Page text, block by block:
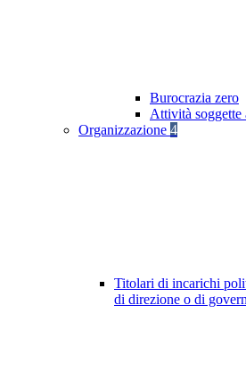
Burocrazia zero
Attività soggette
Organizzazione 4
Titolari di incarichi
di direzione o di